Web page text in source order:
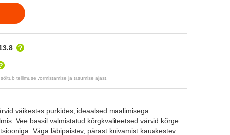
tellimuse vormistamise ja tasumise ajast.
väikestes purkides, ideaalsed maalimisega
Vee baasil valmistatud kõrgkvaliteetsed värvid kõrge
Väga läbipaistev, pärast kuivamist kauakestev.